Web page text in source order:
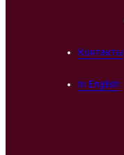
Контакты
In English